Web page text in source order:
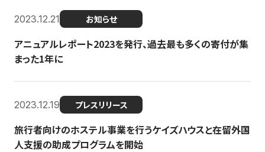
2023.12.21 お知らせ
アニュアルレポート2023を発行、過去最も多くの寄付が集
まった1年に
2023.12.19 プレスリリース
旅行者向けのホステル事業を行うケイズハウスと在留外国
人支援の助成プログラムを開始